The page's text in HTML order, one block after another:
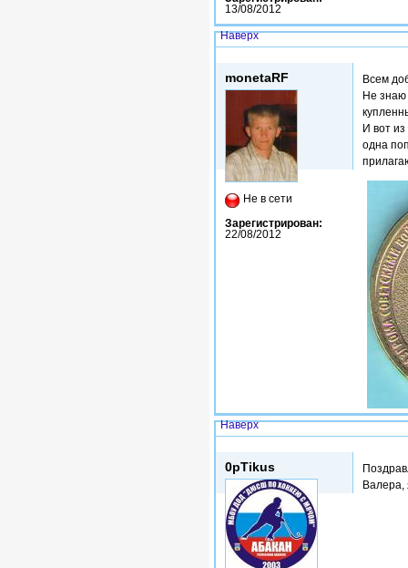
13/08/2012
Наверх
monetaRF
Не в сети
Зарегистрирован:
22/08/2012
Всем
Не знаю
И вот
одна
Наверх
0pTikus
Валера,